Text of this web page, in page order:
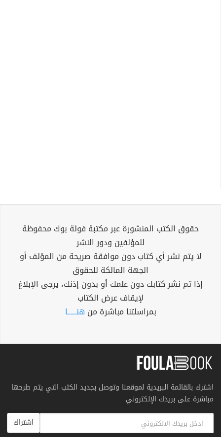
حقوق الكتب المنشورة عبر مكتبة فولة بوك محفوظة
للمؤلفين ودور النشر
لا يتم نشر أي كتاب دون موافقة صريحة من المؤلف أو
الجهة المالكة للحقوق
إذا تم نشر كتابك دون علمك أو بدون إذنك، يرجى الإبلاغ
لإيقاف عرض الكتاب
بمراسلتنا مباشرة من هنــــــا
اشترك بالقائمة البريدية لموقعنا وتوصل بجديد الكتب التي يتم طرحها
مباشرة على بريدك الإلكتروني
اشتراك